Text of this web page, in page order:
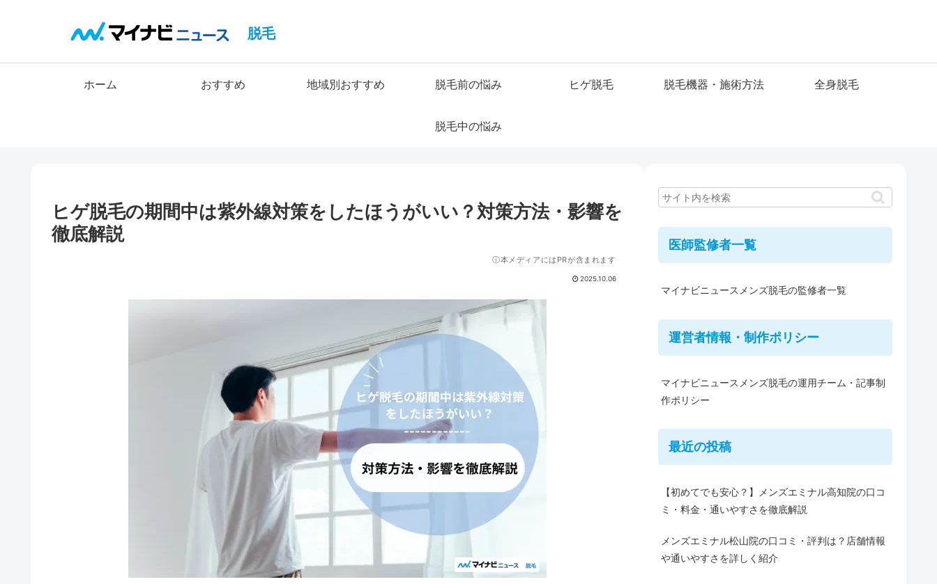
脱毛
ホーム おすすめ 地域別おすすめ 脱毛前の悩み ヒゲ脱毛 脱毛機器・施術方法 全身脱毛
脱毛中の悩み
ヒゲ脱毛の期間中は紫外線対策をしたほうがいい？対策方法・影響を
徹底解説
ⓘ本メディアにはPRが含まれます
2025.10.06
医師監修者一覧
マイナビニュースメンズ脱毛の監修者一覧
運営者情報・制作ポリシー
マイナビニュースメンズ脱毛の運用チーム・記事制
作ポリシー
最近の投稿
【初めてでも安心？】メンズエミナル高知院の口コ
ミ・料金・通いやすさを徹底解説
メンズエミナル松山院の口コミ・評判は？店舗情報
や通いやすさを詳しく紹介